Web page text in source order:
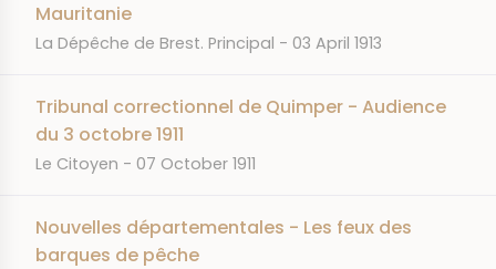
Mauritanie
JOURNAL
La Dépêche de Brest. Principal DATE
03 April 1913
Tribunal correctionnel de Quimper - Audience
du 3 octobre 1911
JOURNAL
Le Citoyen DATE
07 October 1911
Nouvelles départementales - Les feux des
barques de pêche